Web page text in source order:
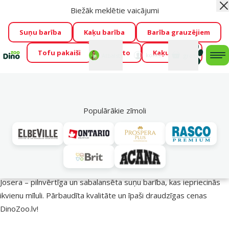
Visu mēnesi Dino Zoo piedāvā lieliskas cenas mīluļu TOP
barībām! 🍖→Skatīt piedāvājumu!
Fotokonkurss “GADA ŪSAIŅI”!
Varbūt tieši Tavs mīlulis
būs 2027. gada zvaigzne
→Piedalīties
Mans
konts
Biežāk meklētie vaicājumi
Suņu barība Kaķu barība Barība grauzējiem
Tofu pakaiši Foresto Kaķu mājas
Populārākie zīmoli
Josera barība suņiem – uzturs veselīgākai dzīvei!
Josera – pilnvērtīga un sabalansēta suņu barība, kas iepriecinās
ikvienu mīluli. Pārbaudīta kvalitāte un īpaši draudzīgas cenas
DinoZoo.lv!